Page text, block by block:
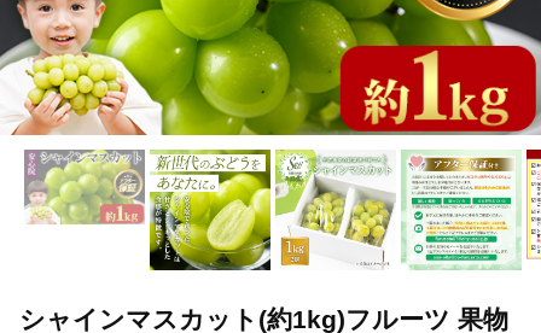
シャインマスカット(約1kg)フルーツ 果物